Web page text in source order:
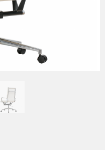
Tài khoản